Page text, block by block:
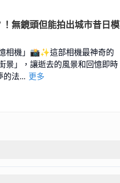
無鏡頭但能拍出城市昔日模
相機」📸✨這部相機最神奇的
景」，讓逝去的風景和回憶即時
的法... 更多